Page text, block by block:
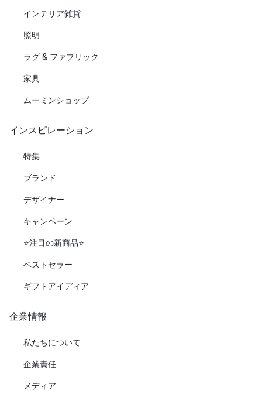
インテリア雑貨
照明
ラグ & ファブリック
家具
ムーミンショップ
インスピレーション
特集
ブランド
デザイナー
キャンペーン
⭐️注目の新商品⭐️
ベストセラー
ギフトアイディア
企業情報
私たちについて
企業責任
メディア